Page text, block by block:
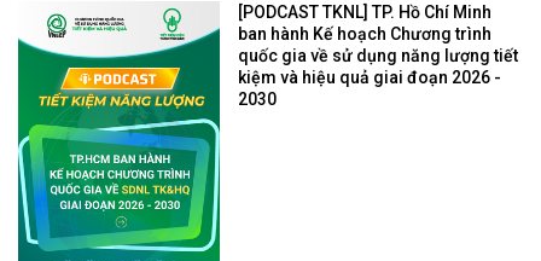
[PODCAST TKNL] TP. Hồ Chí Minh
ban hành Kế hoạch Chương trình
quốc gia về sử dụng năng lượng tiết
kiệm và hiệu quả giai đoạn 2026 -
2030